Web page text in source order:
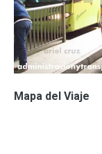
Mapa del Viaje